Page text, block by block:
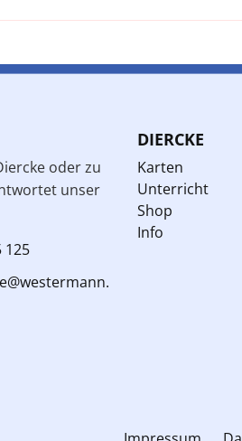
oder zu
unser
125
DIERCKE
Karten
Unterricht
Shop
Info